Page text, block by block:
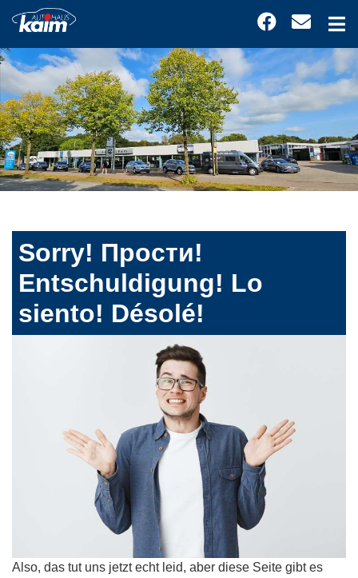
Sorry! Прости!
Entschuldigung! Lo
siento! Désolé!
Also, das tut uns jetzt echt leid, aber diese Seite gibt es